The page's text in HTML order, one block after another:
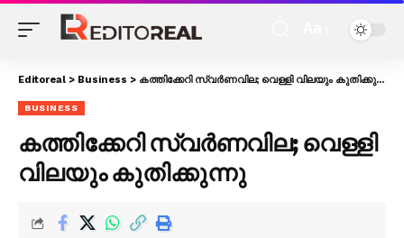
Editoreal > Business > കത്തിക്കേറി സ്വർണവില; വെള്ളി വിലയും കുതിക്കുന്നു
BUSINESS
കത്തിക്കേറി സ്വർണവില; വെള്ളി
വിലയും കുതിക്കുന്നു